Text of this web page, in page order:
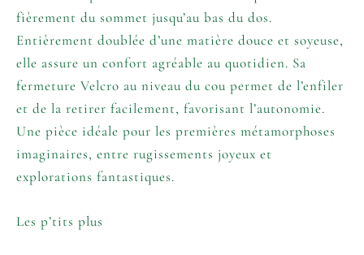
fièrement du sommet jusqu’au bas du dos.
Entièrement doublée d’une matière douce et soyeuse,
elle assure un confort agréable au quotidien. Sa
fermeture Velcro au niveau du cou permet de l’enfiler
et de la retirer facilement, favorisant l’autonomie.
Une pièce idéale pour les premières métamorphoses
imaginaires, entre rugissements joyeux et
explorations fantastiques.
Les p’tits plus